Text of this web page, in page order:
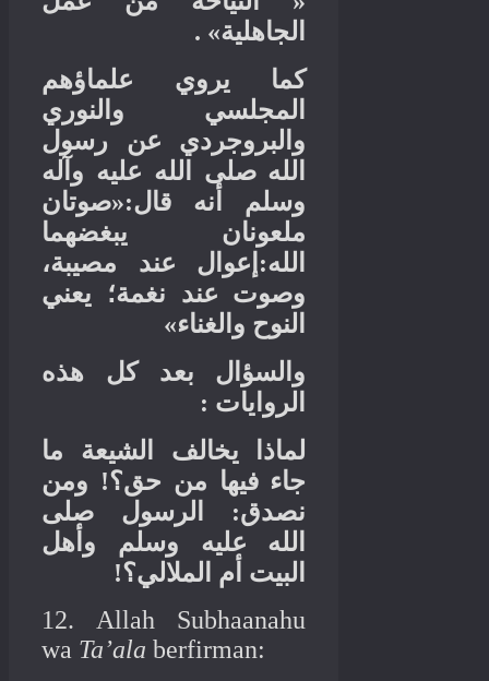
الجاهلية» .
كما يروي علماؤهم
المجلسي والنوري
والبروجردي عن رسول
الله صلى الله عليه وآله
وسلم أنه قال:«صوتان
ملعونان يبغضهما
الله:إعوال عند مصيبة،
وصوت عند نغمة؛ يعني
النوح والغناء»
والسؤال بعد كل هذه
الروايات :
لماذا يخالف الشيعة ما
جاء فيها من حق؟! ومن
نصدق:
الرسول صلى
الله عليه وسلم وأهل
البيت أم الملالي؟!
12. Allah Subhaanahu
wa Ta’ala berfirman: